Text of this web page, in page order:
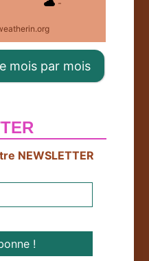
-
mois par mois
NEWSLETTER